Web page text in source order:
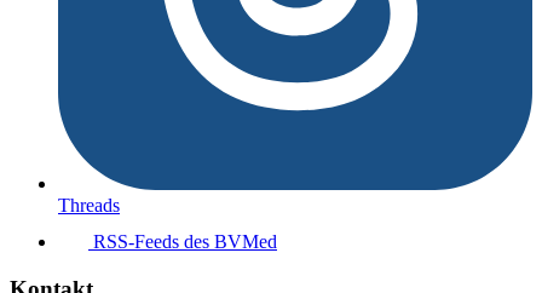
Threads
RSS-Feeds des BVMed